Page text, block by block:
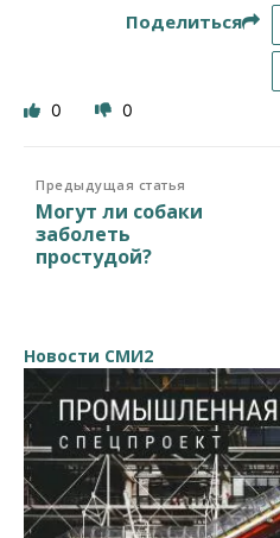
Поделиться
0 0
Предыдущая статья
Могут ли собаки
заболеть
простудой?
Новости СМИ2